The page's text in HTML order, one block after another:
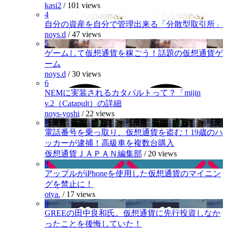
kasi2 / 101 views
4
自分の資産を自分で管理出来る「分散型取引所」
noys.d /47 views
5
ゲームして仮想通貨を稼ごう！話題の仮想通貨ゲ
ーム
noys.d /30 views
6
NEMに実装されるカタパルトって？「mijin
v.2（Catapult）の詳細
noys-yoshi / 22 views
7
電話番号を乗っ取り、仮想通貨を盗む！19歳のハ
ッカーが逮捕！高級車を複数台購入
仮想通貨ＪＡＰＡＮ編集部 / 20 views
8
アップルがiPhoneを使用した仮想通貨のマイニン
グを禁止に！
otya. / 17 views
9
GREEの田中良和氏。仮想通貨に先行投資しなか
ったことを後悔していた！